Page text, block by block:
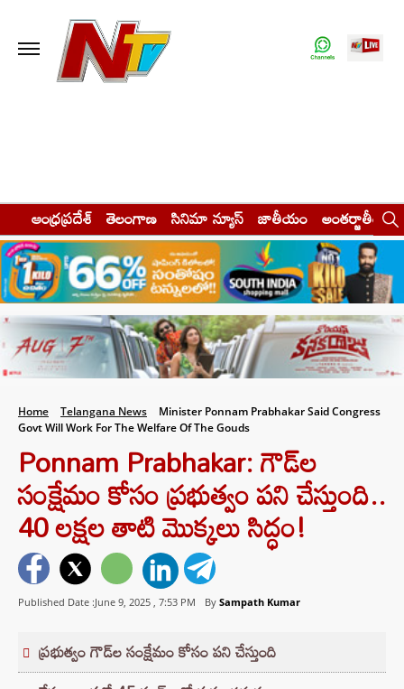
ఆంధ్రప్రదేశ్ తెలంగాణ సినిమా న్యూస్ జాతీయం అంతర్జాతీయం
Home Telangana News
Minister Ponnam Prabhakar Said Congress
Govt Will Work For The Welfare Of The Gouds
Ponnam Prabhakar: గౌడ్‌ల
సంక్షేమం కోసం ప్రభుత్వం పని చేస్తుంది..
40 లక్షల తాటి మొక్కలు సిద్ధం!
Published Date :June 9, 2025 , 7:53 PM By Sampath Kumar
ప్రభుత్వం గౌడ్‌ల సంక్షేమం కోసం పని చేస్తుంది